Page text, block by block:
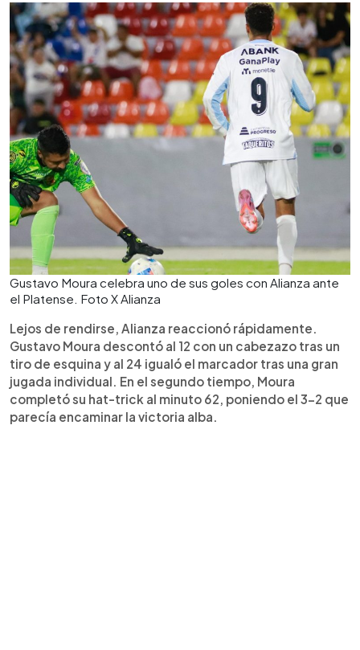
Gustavo Moura celebra uno de sus goles con Alianza ante
el Platense. Foto X Alianza
Lejos de rendirse, Alianza reaccionó rápidamente.
Gustavo Moura descontó al 12 con un cabezazo tras un
tiro de esquina y al 24 igualó el marcador tras una gran
jugada individual. En el segundo tiempo, Moura
completó su hat-trick al minuto 62, poniendo el 3-2 que
parecía encaminar la victoria alba.